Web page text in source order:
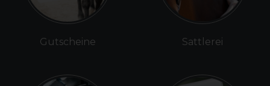
Gutscheine Sattlerei